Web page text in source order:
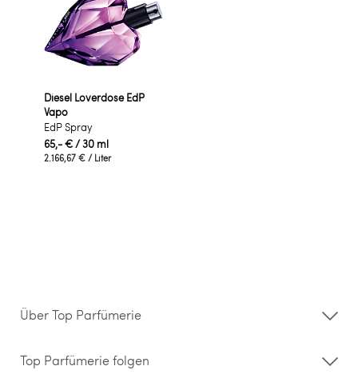
Diesel Loverdose EdP
Vapo
EdP Spray
65,- €/ 30 ml
2.166,67 € / Liter
Über Top Parfümerie
Storefinder
Kontakt
Top Parfümerie folgen